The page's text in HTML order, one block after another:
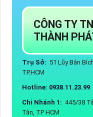
CÔNG TY
THÀNH
Trụ Sở: 51 Lũy Bán
TP.HCM
Hotline: 0938.11.23.99
Chi Nhánh 1: 445/38
Tân, TP HCM